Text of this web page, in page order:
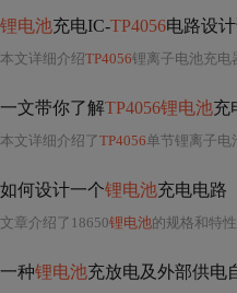
锂电池充电IC-TP4056电路设
本文详细介绍TP4056锂离子电池充电
一文带你了解TP4056锂电池充
本文详细介绍了TP4056单节锂离子电池充电器，包
如何设计一个锂电池充电电路
文章介绍了18650锂电池的规格和特
一种锂电池充放电及外部供电